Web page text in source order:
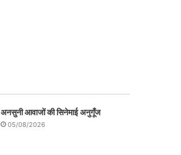
अनसुनी आवाजों की सिनेमाई अनुगूँज
05/08/2026